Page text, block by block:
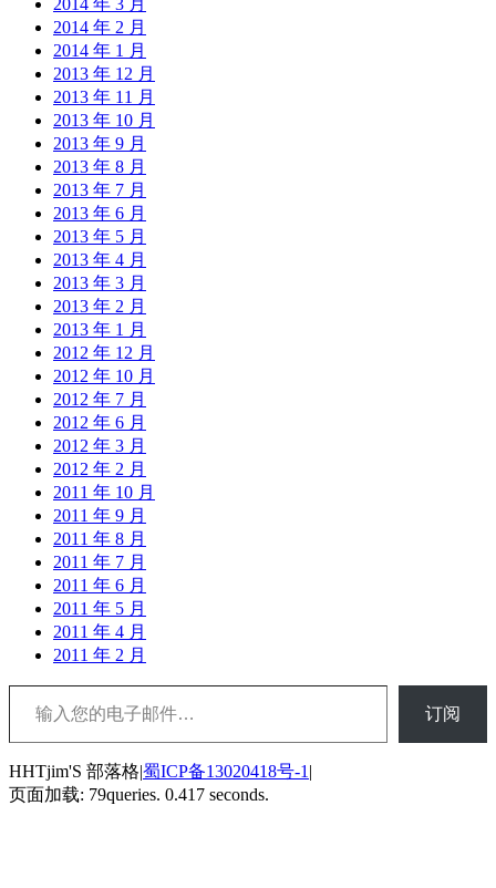
2014 年 3 月
2014 年 2 月
2014 年 1 月
2013 年 12 月
2013 年 11 月
2013 年 10 月
2013 年 9 月
2013 年 8 月
2013 年 7 月
2013 年 6 月
2013 年 5 月
2013 年 4 月
2013 年 3 月
2013 年 2 月
2013 年 1 月
2012 年 12 月
2012 年 10 月
2012 年 7 月
2012 年 6 月
2012 年 3 月
2012 年 2 月
2011 年 10 月
2011 年 9 月
2011 年 8 月
2011 年 7 月
2011 年 6 月
2011 年 5 月
2011 年 4 月
2011 年 2 月
输入您的电子邮件…
订阅
HHTjim'S 部落格|蜀ICP备13020418号-1 |
页面加载: 79queries. 0.417 seconds.